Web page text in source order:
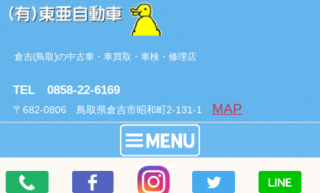
倉吉(鳥取)の中古車・車買取・車検・修理店
TEL 0858-22-6169
〒682-0806 鳥取県倉吉市昭和町2-131-1 MAP